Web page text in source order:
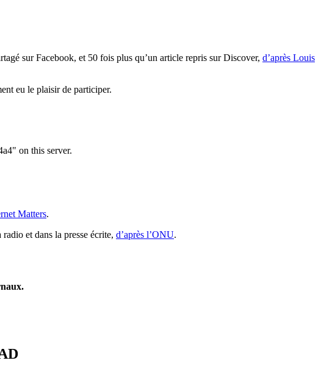
sur Facebook, et 50 fois plus qu’un article repris sur Discover, d’après Louis
eu le plaisir de participer.
Matters.
et dans la presse écrite, d’après l’ONU.